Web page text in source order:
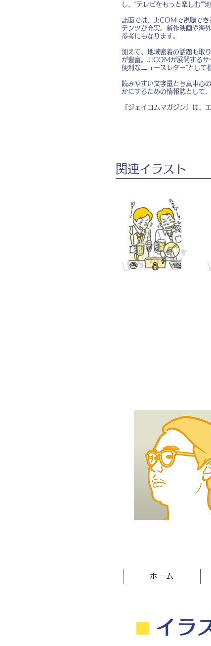
し、“テレビをもっと楽しむ”“
誌面では、J:COMで視聴でき
テンツが充実。新作映画や海
参考にもなります。
加えて、地域密着の話題も取
が豊富。J:COMが展開するサ
便利なニュースレター”として
読みやすい文字量と写真中心
かにするための情報誌として
『ジェイコムマガジン』は、
​関連イラスト
ホーム
⬛︎ イラ